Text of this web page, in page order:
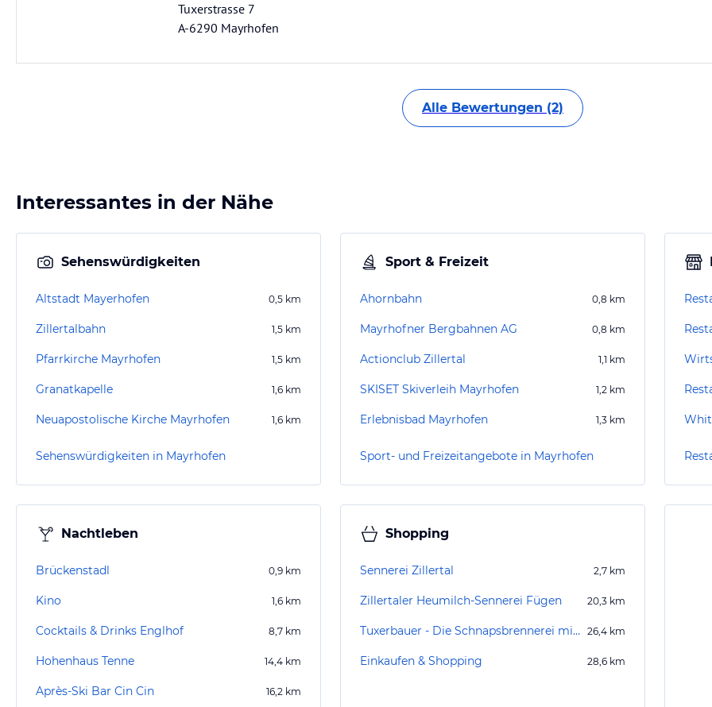
Tuxerstrasse 7
A-6290 Mayrhofen
Alle Bewertungen (2)
Interessantes in der Nähe
Sehenswürdigkeiten
Altstadt Mayerhofen 0,5 km
Zillertalbahn 1,5 km
Pfarrkirche Mayrhofen 1,5 km
Granatkapelle 1,6 km
Neuapostolische Kirche Mayrhofen 1,6 km
Sehenswürdigkeiten in Mayrhofen
Sport & Freizeit
Ahornbahn 0,8 km
Mayrhofner Bergbahnen AG 0,8 km
Actionclub Zillertal 1,1 km
SKISET Skiverleih Mayrhofen 1,2 km
Erlebnisbad Mayrhofen 1,3 km
Sport- und Freizeitangebote in Mayrhofen
Nachtleben
Brückenstadl 0,9 km
Kino 1,6 km
Cocktails & Drinks Englhof 8,7 km
Hohenhaus Tenne 14,4 km
Après-Ski Bar Cin Cin 16,2 km
Shopping
Sennerei Zillertal 2,7 km
Zillertaler Heumilch-Sennerei Fügen 20,3 km
Tuxerbauer - Die Schnapsbrennerei mit Bauernladen 26,4 km
Einkaufen & Shopping 28,6 km